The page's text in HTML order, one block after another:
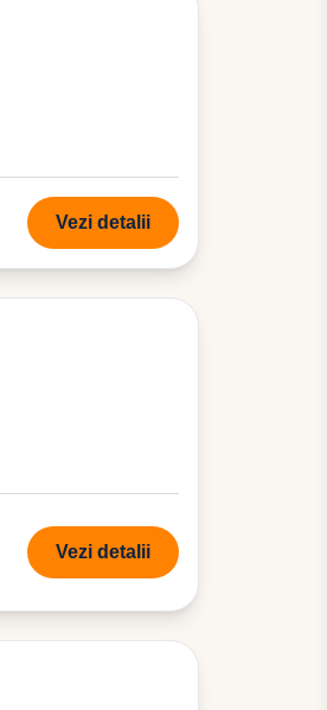
Vezi detalii
Vezi detalii